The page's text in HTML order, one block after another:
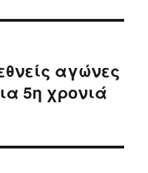
αγώνες
5η χρονιά